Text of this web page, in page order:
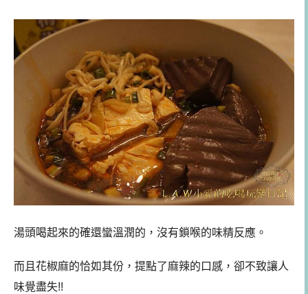
湯頭喝起來的確還蠻溫潤的，沒有鎖喉的味精反應。
而且花椒麻的恰如其份，提點了麻辣的口感，卻不致讓人
味覺盡失!!